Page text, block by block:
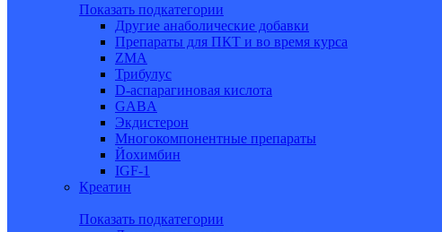
Показать подкатегории
Другие анаболические добавки
Препараты для ПКТ и во время курса
ZMA
Трибулус
D-аспарагиновая кислота
GABA
Экдистерон
Многокомпонентные препараты
Йохимбин
IGF-1
Креатин
Показать подкатегории